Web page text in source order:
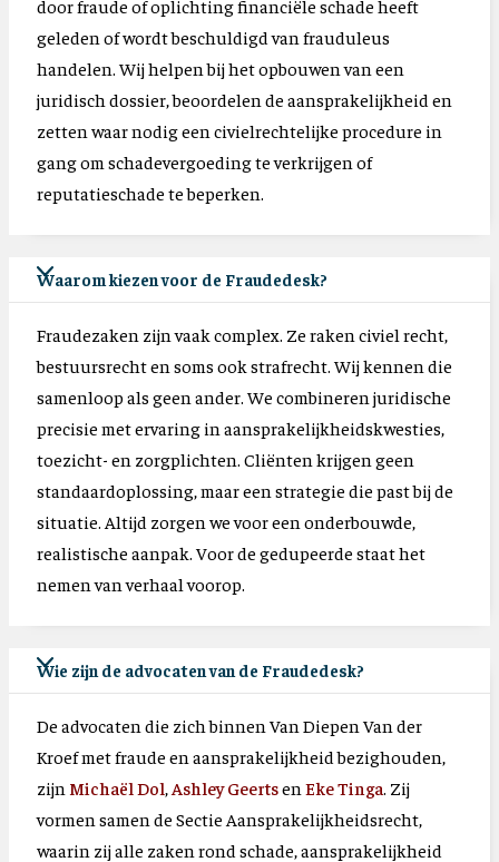
door fraude of oplichting financiële schade heeft
geleden of wordt beschuldigd van frauduleus
handelen. Wij helpen bij het opbouwen van een
juridisch dossier, beoordelen de aansprakelijkheid en
zetten waar nodig een civielrechtelijke procedure in
gang om schadevergoeding te verkrijgen of
reputatieschade te beperken.
Waarom kiezen voor de Fraudedesk?
Fraudezaken zijn vaak complex. Ze raken civiel recht,
bestuursrecht en soms ook strafrecht. Wij kennen die
samenloop als geen ander. We combineren juridische
precisie met ervaring in aansprakelijkheidskwesties,
toezicht- en zorgplichten. Cliënten krijgen geen
standaardoplossing, maar een strategie die past bij de
situatie. Altijd zorgen we voor een onderbouwde,
realistische aanpak. Voor de gedupeerde staat het
nemen van verhaal voorop.
Wie zijn de advocaten van de Fraudedesk?
De advocaten die zich binnen Van Diepen Van der
Kroef met fraude en aansprakelijkheid bezighouden,
zijn Michaël Dol, Ashley Geertsen Eke Tinga. Zij
vormen samen de Sectie Aansprakelijkheidsrecht,
waarin zij alle zaken rond schade, aansprakelijkheid